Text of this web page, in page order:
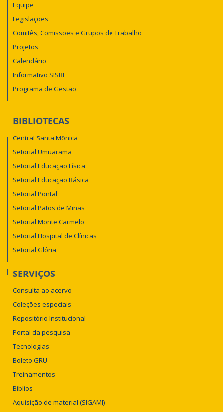
Equipe
Legislações
Comitês, Comissões e Grupos de Trabalho
Projetos
Calendário
Informativo SISBI
Programa de Gestão
BIBLIOTECAS
Central Santa Mônica
Setorial Umuarama
Setorial Educação Física
Setorial Educação Básica
Setorial Pontal
Setorial Patos de Minas
Setorial Monte Carmelo
Setorial Hospital de Clínicas
Setorial Glória
SERVIÇOS
Consulta ao acervo
Coleções especiais
Repositório Institucional
Portal da pesquisa
Tecnologias
Boleto GRU
Treinamentos
Biblios
Aquisição de material (SIGAMI)